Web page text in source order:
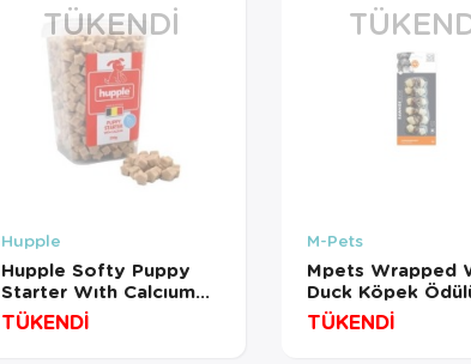
TÜKENDI
Hupple
Hupple Softy Puppy
Starter Wıth Calcıum
200 Gr
TÜKENDİ
M-Pets
Mpets Wrapped
Duck Köpek
105Gr
TÜKENDİ